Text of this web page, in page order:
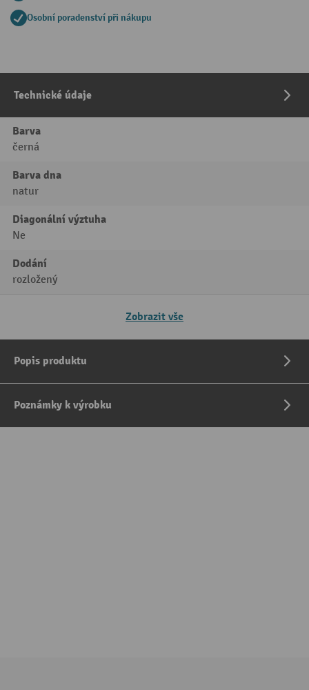
Osobní poradenství při nákupu
Technické údaje
Barva
černá
Barva dna
natur
Diagonální výztuha
Ne
Dodání
rozložený
Zobrazit vše
Popis produktu
Poznámky k výrobku